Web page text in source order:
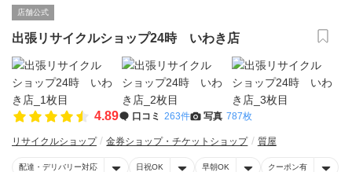
店舗公式
出張リサイクルショップ24時 いわき店
4.89 口コミ 263件 写真 787枚
リサイクルショップ 金券ショップ・チケットショップ 質屋
配達・デリバリー対応 日祝OK 早朝OK クーポン有